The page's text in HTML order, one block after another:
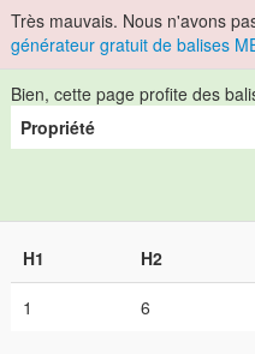
Très mauvais. Nous n'avons
générateur gratuit de balises
Bien, cette page profite des
Propriété
H1 H2
1 6